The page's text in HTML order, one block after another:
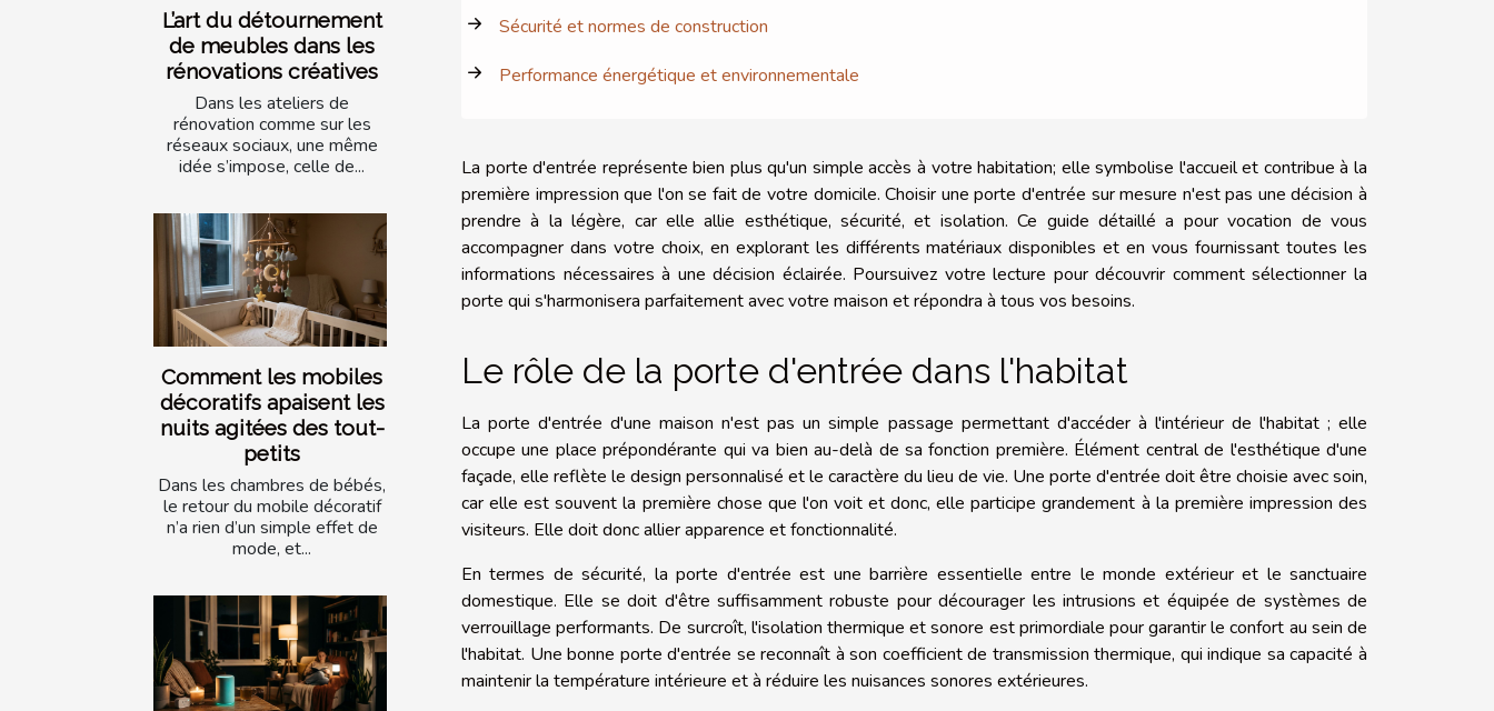
L’art du détournement
de meubles dans les
rénovations créatives
Dans les ateliers de
rénovation comme sur les
réseaux sociaux, une même
idée s’impose, celle de...
Comment les mobiles
décoratifs apaisent les
nuits agitées des tout-
petits
Dans les chambres de bébés,
le retour du mobile décoratif
n’a rien d’un simple effet de
mode, et...
Sécurité et normes de construction
Performance énergétique et environnementale
La porte d'entrée représente bien plus qu'un simple accès à votre habitation; elle symbolise l'accueil et contribue à la
première impression que l'on se fait de votre domicile. Choisir une porte d'entrée sur mesure n'est pas une décision à
prendre à la légère, car elle allie esthétique, sécurité, et isolation. Ce guide détaillé a pour vocation de vous
accompagner dans votre choix, en explorant les différents matériaux disponibles et en vous fournissant toutes les
informations nécessaires à une décision éclairée. Poursuivez votre lecture pour découvrir comment sélectionner la
porte qui s'harmonisera parfaitement avec votre maison et répondra à tous vos besoins.
Le rôle de la porte d'entrée dans l'habitat
La porte d'entrée d'une maison n'est pas un simple passage permettant d'accéder à l'intérieur de l'habitat ; elle
occupe une place prépondérante qui va bien au-delà de sa fonction première. Élément central de l'esthétique d'une
façade, elle reflète le design personnalisé et le caractère du lieu de vie. Une porte d'entrée doit être choisie avec soin,
car elle est souvent la première chose que l'on voit et donc, elle participe grandement à la première impression des
visiteurs. Elle doit donc allier apparence et fonctionnalité.
En termes de sécurité, la porte d'entrée est une barrière essentielle entre le monde extérieur et le sanctuaire
domestique. Elle se doit d'être suffisamment robuste pour décourager les intrusions et équipée de systèmes de
verrouillage performants. De surcroît, l'isolation thermique et sonore est primordiale pour garantir le confort au sein de
l'habitat. Une bonne porte d'entrée se reconnaît à son coefficient de transmission thermique, qui indique sa capacité à
maintenir la température intérieure et à réduire les nuisances sonores extérieures.